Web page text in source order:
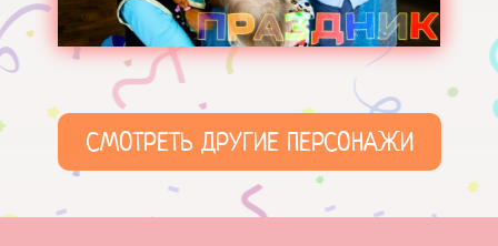
СМОТРЕТЬ ДРУГИЕ ПЕРСОНАЖИ